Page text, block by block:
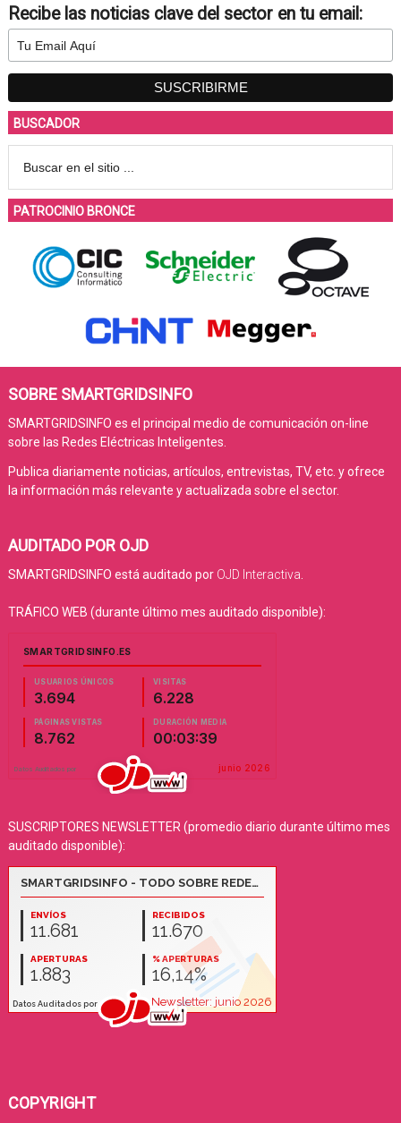
Recibe las noticias clave del sector en tu email:
BUSCADOR
PATROCINIO BRONCE
SOBRE SMARTGRIDSINFO
SMARTGRIDSINFO es el principal medio de comunicación on-line
sobre las Redes Eléctricas Inteligentes.
Publica diariamente noticias, artículos, entrevistas, TV, etc. y ofrece
la información más relevante y actualizada sobre el sector.
AUDITADO POR OJD
SMARTGRIDSINFO está auditado por OJD Interactiva
TRÁFICO WEB (durante último mes auditado disponible):
SUSCRIPTORES NEWSLETTER (promedio diario durante último mes
auditado disponible):
COPYRIGHT